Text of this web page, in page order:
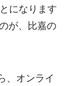
になります
が、比嘉の
、オンライ